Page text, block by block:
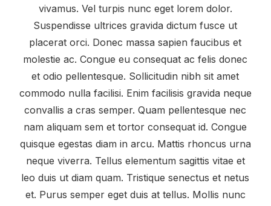
vivamus. Vel turpis nunc eget lorem dolor.
Suspendisse ultrices gravida dictum fusce ut
placerat orci. Donec massa sapien faucibus et
molestie ac. Congue eu consequat ac felis donec
et odio pellentesque. Sollicitudin nibh sit amet
commodo nulla facilisi. Enim facilisis gravida neque
convallis a cras semper. Quam pellentesque nec
nam aliquam sem et tortor consequat id. Congue
quisque egestas diam in arcu. Mattis rhoncus urna
neque viverra. Tellus elementum sagittis vitae et
leo duis ut diam quam. Tristique senectus et netus
et. Purus semper eget duis at tellus. Mollis nunc